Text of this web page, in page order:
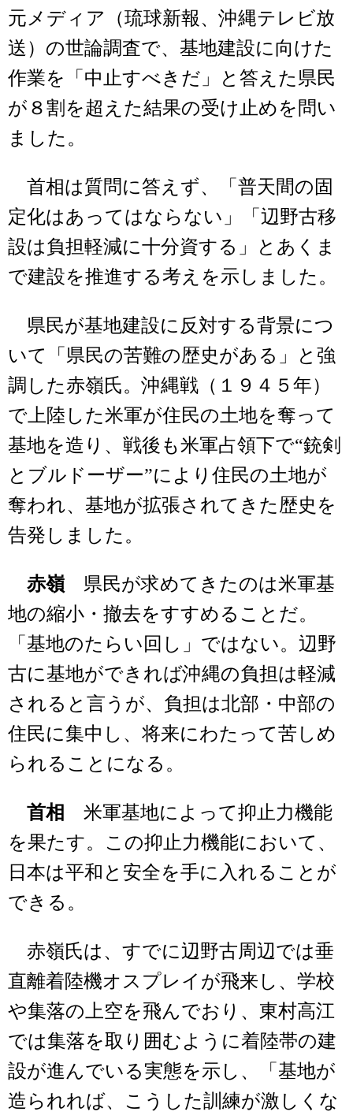
元メディア（琉球新報、沖縄テレビ放
送）の世論調査で、基地建設に向けた
作業を「中止すべきだ」と答えた県民
が８割を超えた結果の受け止めを問い
ました。
首相は質問に答えず、「普天間の固
定化はあってはならない」「辺野古移
設は負担軽減に十分資する」とあくま
で建設を推進する考えを示しました。
県民が基地建設に反対する背景につ
いて「県民の苦難の歴史がある」と強
調した赤嶺氏。沖縄戦（１９４５年）
で上陸した米軍が住民の土地を奪って
基地を造り、戦後も米軍占領下で“銃剣
とブルドーザー”により住民の土地が
奪われ、基地が拡張されてきた歴史を
告発しました。
赤嶺 県民が求めてきたのは米軍基
地の縮小・撤去をすすめることだ。
「基地のたらい回し」ではない。辺野
古に基地ができれば沖縄の負担は軽減
されると言うが、負担は北部・中部の
住民に集中し、将来にわたって苦しめ
られることになる。
首相
米軍基地によって抑止力機能
を果たす。この抑止力機能において、
日本は平和と安全を手に入れることが
できる。
赤嶺氏は、すでに辺野古周辺では垂
直離着陸機オスプレイが飛来し、学校
や集落の上空を飛んでおり、東村高江
では集落を取り囲むように着陸帯の建
設が進んでいる実態を示し、「基地が
造られれば、こうした訓練が激しくな